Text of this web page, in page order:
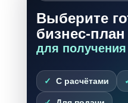
Выберите
бизнес-план
для получения
С расчётами